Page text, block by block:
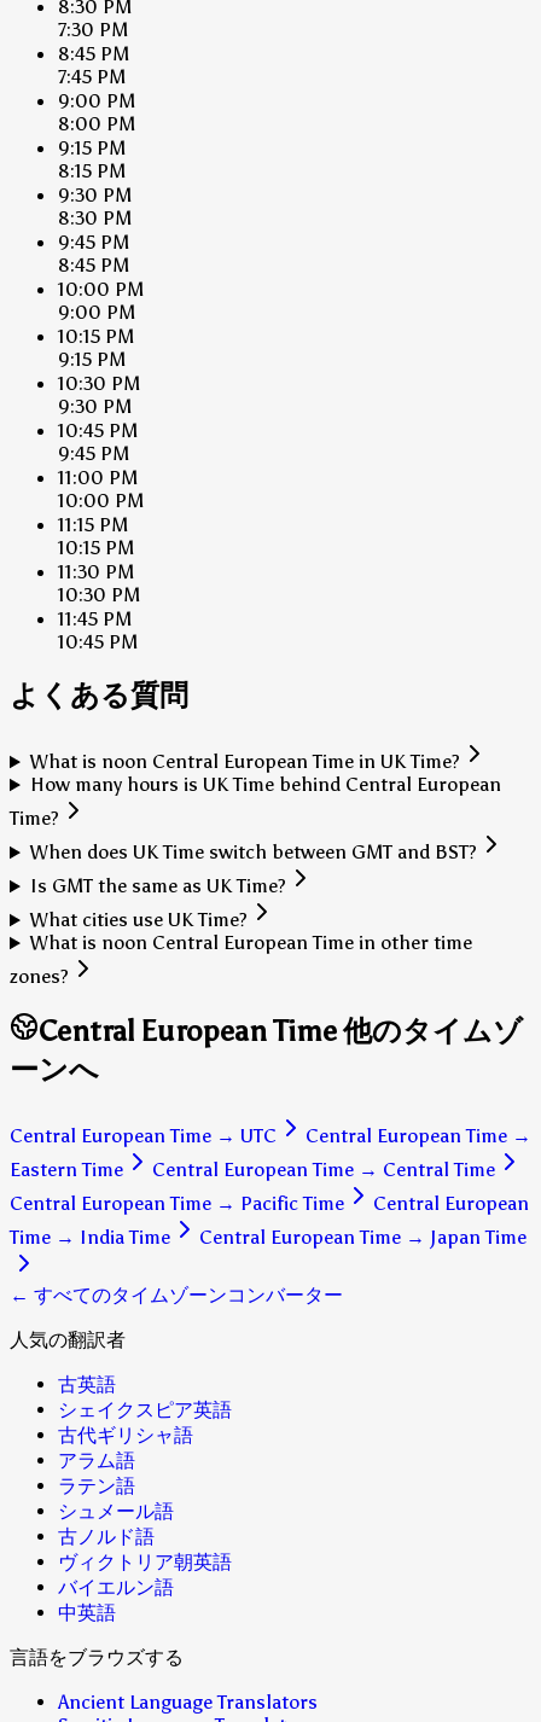
8:30 PM
7:30 PM
8:45 PM
7:45 PM
9:00 PM
8:00 PM
9:15 PM
8:15 PM
9:30 PM
8:30 PM
9:45 PM
8:45 PM
10:00 PM
9:00 PM
10:15 PM
9:15 PM
10:30 PM
9:30 PM
10:45 PM
9:45 PM
11:00 PM
10:00 PM
11:15 PM
10:15 PM
11:30 PM
10:30 PM
11:45 PM
10:45 PM
よくある質問
What is noon Central European Time in UK Time?
How many hours is UK Time behind Central European
Time?
When does UK Time switch between GMT and BST?
Is GMT the same as UK Time?
What cities use UK Time?
What is noon Central European Time in other time
zones?
Central European Time 他のタイムゾ
ーンへ
Central European Time → UTC Central European Time →
Eastern Time
Central European Time → Central Time
Central European Time → Pacific Time
Central European
Time → India Time Central European Time → Japan Time
← すべてのタイムゾーンコンバーター
人気の翻訳者
古英語
シェイクスピア英語
古代ギリシャ語
アラム語
ラテン語
シュメール語
古ノルド語
ヴィクトリア朝英語
バイエルン語
中英語
言語をブラウズする
Ancient Language Translators